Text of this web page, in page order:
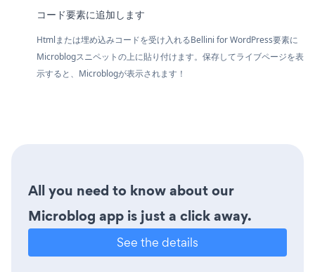
コード要素に追加します
Htmlまたは埋め込みコードを受け入れるBellini for WordPress要素に
Microblogスニペットの上に貼り付けます。保存してライブページを表
示すると、Microblogが表示されます！
All you need to know about our
Microblog app is just a click away.
See the details